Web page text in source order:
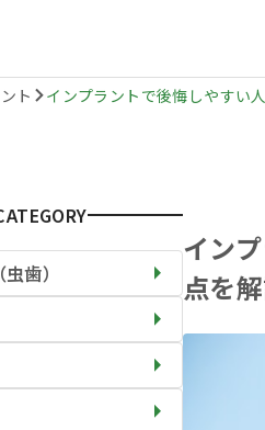
ト インプラントで後悔しやすい
歯）
イン
点を